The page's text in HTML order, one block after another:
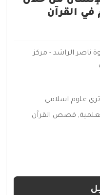
القرآن
ناصر الراشد - مركز
علوم اسلامي
, قصص القرآن